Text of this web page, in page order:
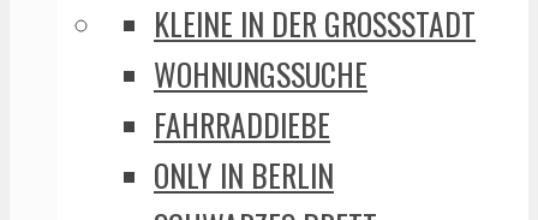
KLEINE IN DER GROSSSTADT
WOHNUNGSSUCHE
FAHRRADDIEBE
ONLY IN BERLIN